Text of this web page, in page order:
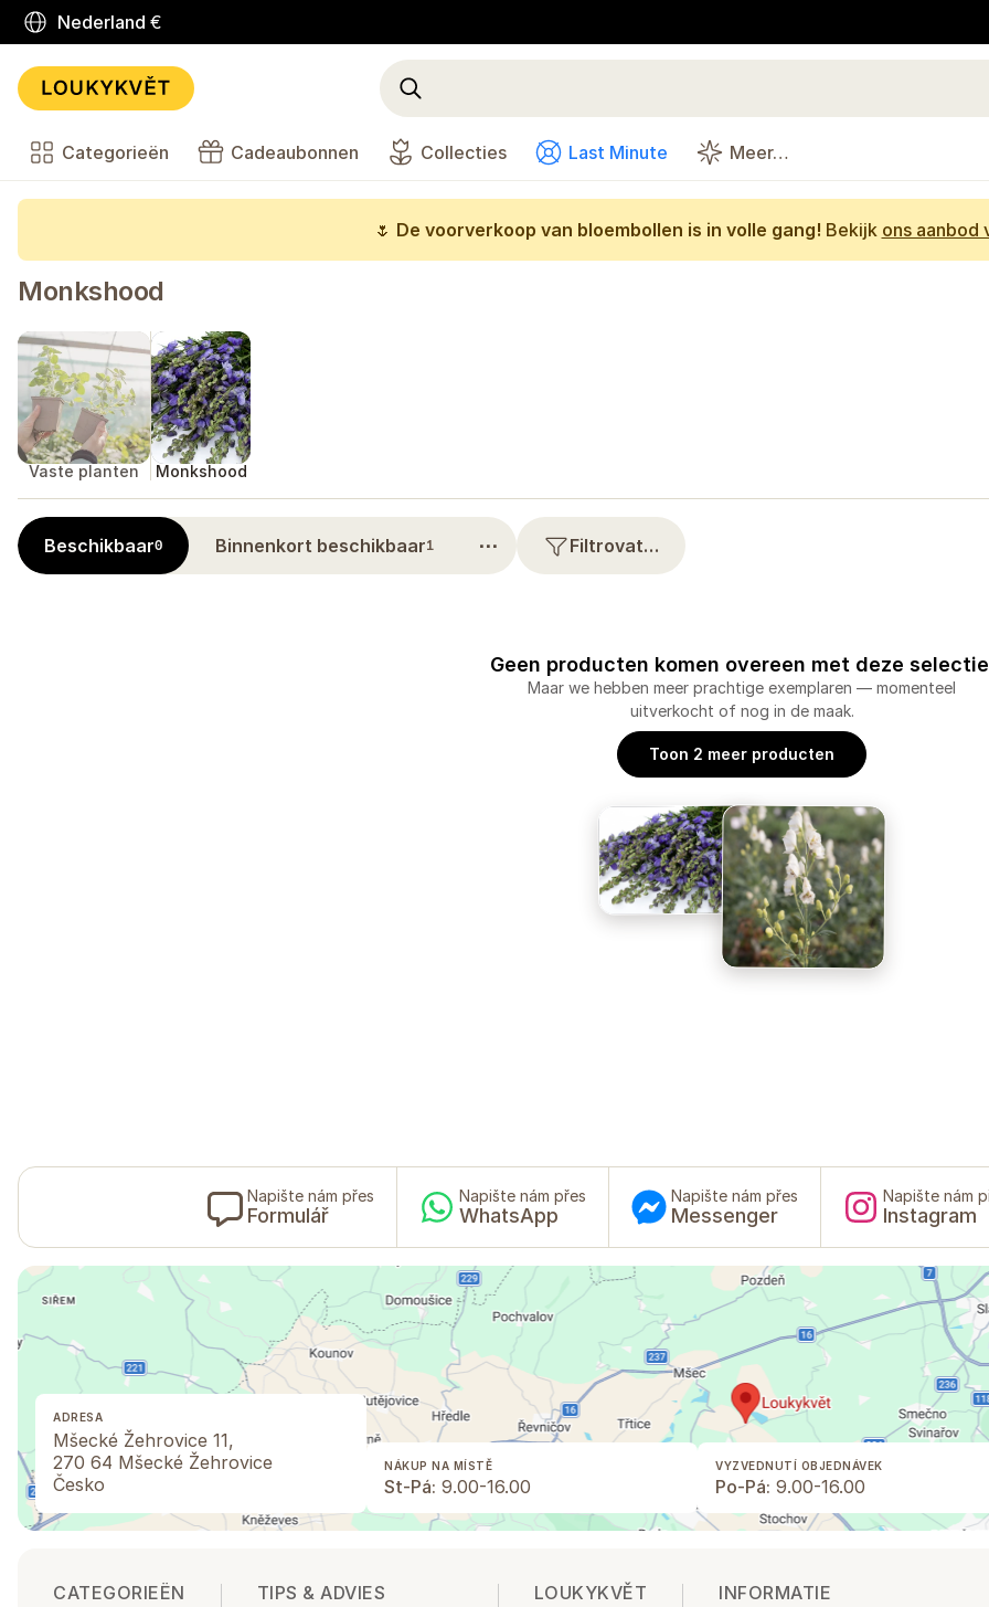
Nederland €
Categorieën Cadeaubonnen Collecties Last Minute Meer…
🌷 De voorverkoop van bloembollen is in volle gang! Bekijk ons aanbod
Monkshood
Vaste planten Monkshood
Beschikbaar0 Binnenkort beschikbaar1 ⋯ Filtrovat…
Geen producten komen overeen met deze
Maar we hebben meer prachtige exemplaren — momenteel
uitverkocht of nog in de maak.
Toon 2 meer producten
Napište nám přes
Formulář
Napište nám přes
WhatsApp
Napište nám přes
Messenger
Napište nám
Instagram
ADRESA
Mšecké Žehrovice 11,
270 64 Mšecké Žehrovice
Česko
NÁKUP NA MÍSTĚ
St-Pá: 9.00-16.00
VYZVEDNUTÍ OBJEDNÁVEK
Po-Pá: 9.00-16.00
CATEGORIEËN
TIPS & ADVIES
LOUKYKVĚT
INFORMATIE